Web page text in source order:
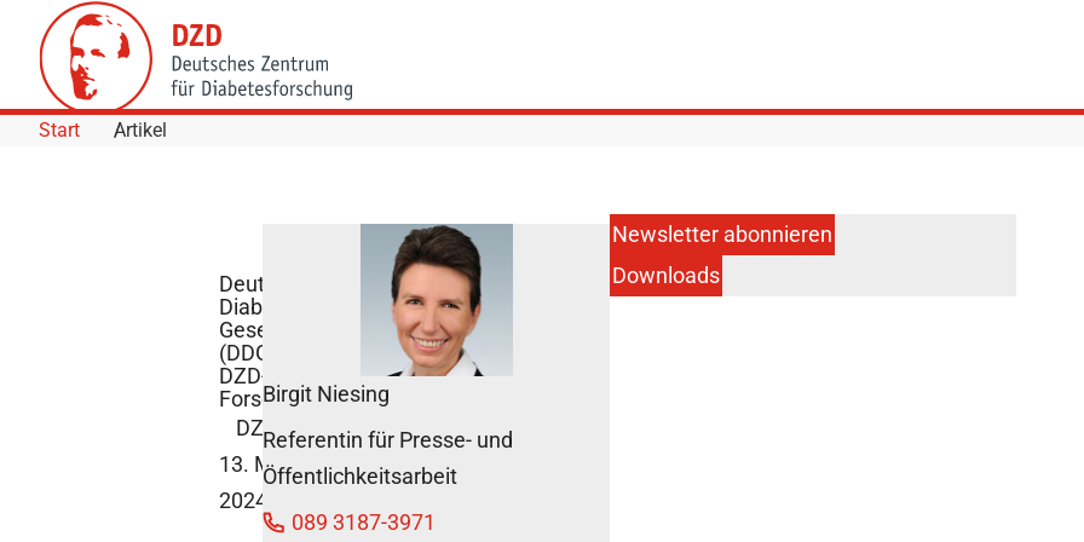
Skip to Content
Start Artikel
Deutsche
Diabetes-
Gesellschaft
(DDG) ehrt
DZD-
Forschende
DZD News
13. Mai
2024
Birgit Niesing
Referentin für Presse- und
Öffentlichkeitsarbeit
089 3187-3971
Newsletter abonnieren
Downloads